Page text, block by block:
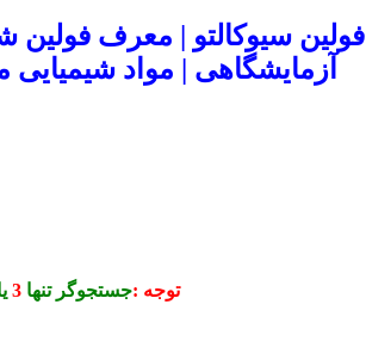
فولین سیوکالتو | معرف
آزمایشگاهی | مواد
توجه :جستجوگر تنها3